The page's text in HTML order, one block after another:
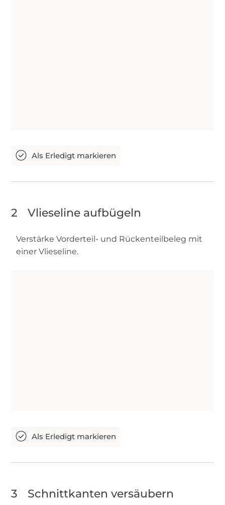
2 Vlieseline aufbügeln
Verstärke Vorderteil- und Rückenteilbeleg mit
einer Vlieseline.
3 Schnittkanten versäubern